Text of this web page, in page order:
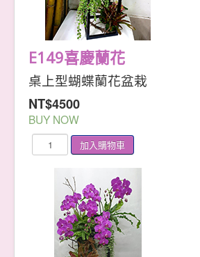
E149喜慶蘭花
桌上型蝴蝶蘭花盆栽
NT$4500
BUY NOW